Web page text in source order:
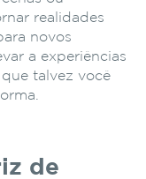
realidades
novos
a experiências
talvez você
de